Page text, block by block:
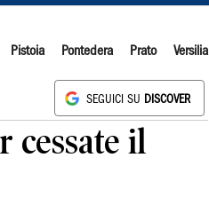
Pistoia Pontedera Prato Versilia
SEGUICI SU DISCOVER
cessate il